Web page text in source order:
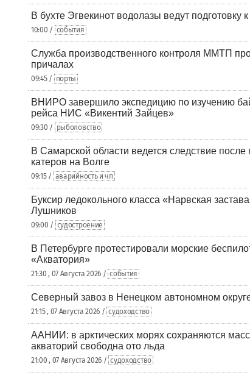
В бухте Эгвекинот водолазы ведут подготовку
10:00 / события
Служба производственного контроля ММТП
причалах
09:45 / порты
ВНИРО завершило экспедицию по изучению
рейса НИС «Викентий Зайцев»
09:30 / рыболовство
В Самарской области ведется следствие после
катеров на Волге
09:15 / аварийность и чп
Буксир ледокольного класса «Нарвская
Лушников
09:00 / судостроение
В Петербурге протестировали морские
«Акватория»
21:30 , 07 Августа 2026 / события
Северный завоз в Ненецком автономном
21:15 , 07 Августа 2026 / судоходство
ААНИИ: в арктических морях сохраняются
акваторий свободна ото льда
21:00 , 07 Августа 2026 / судоходство